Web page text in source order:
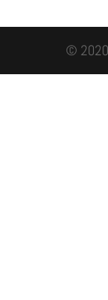
© 2020